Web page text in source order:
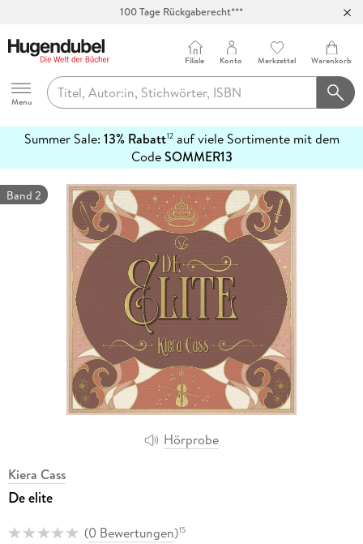
100 Tage Rückgaberecht***
Hugendubel
Menu
Filiale Konto Merkzettel Warenkorb
Summer Sale: 13% Rabatt12auf viele Sortimente mit dem
CodeSOMMER13
erfahren
Hörprobe
Band 2
Kiera Cass
De elite
(0 Bewertungen)15